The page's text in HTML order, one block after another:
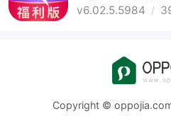
v6.02.5.5984
Copyright ©